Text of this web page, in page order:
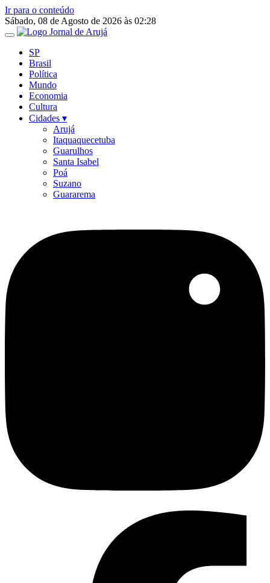
Ir para o conteúdo
Sábado, 08 de Agosto de 2026 às 02:28
SP
Brasil
Política
Mundo
Economia
Cultura
Cidades ▾
Arujá
Itaquaquecetuba
Guarulhos
Santa Isabel
Poá
Suzano
Guararema